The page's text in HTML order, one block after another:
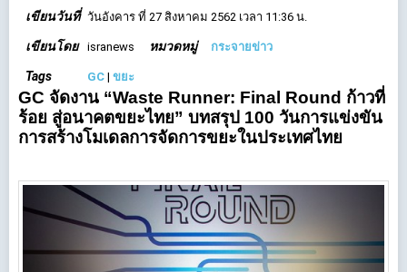
เขียนวันที่ วันอังคาร ที่ 27 สิงหาคม 2562 เวลา 11:36 น.
เขียนโดย isranews หมวดหมู่ กระจายข่าว
Tags GC | ขยะ
GC จัดงาน “Waste Runner: Final Round ก้าวที่
ร้อย สู่อนาคตขยะไทย” บทสรุป 100 วันการแข่งขัน
การสร้างโมเดลการจัดการขยะในประเทศไทย